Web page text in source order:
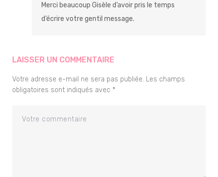
Merci beaucoup Gisèle d’avoir pris le temps
d’écrire votre gentil message.
LAISSER UN COMMENTAIRE
Votre adresse e-mail ne sera pas publiée. Les champs
obligatoires sont indiqués avec *